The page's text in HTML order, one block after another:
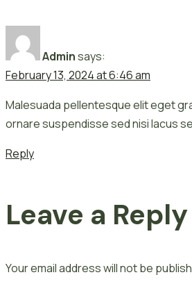
Adminsays:
February 13, 2024 at 6:46 am
Malesuada pellentesque elit eget
ornare suspendisse sed nisi lacus
Reply
Leave a Reply
Your email address will not be